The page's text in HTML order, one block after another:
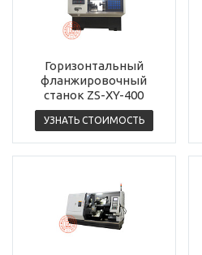
Горизонтальный
фланжировочный
станок ZS-XY-400
УЗНАТЬ СТОИМОСТЬ